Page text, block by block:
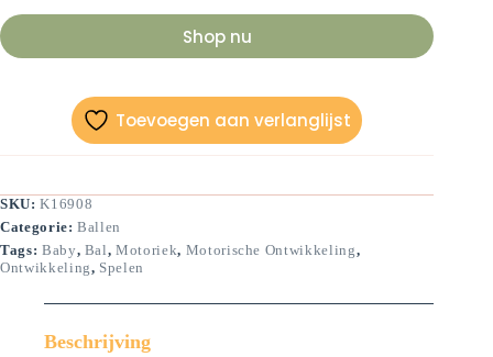
Shop nu
Toevoegen aan verlanglijst
SKU:K16908
Categorie:Ballen
Tags: Baby, Bal,Motoriek, Motorische Ontwikkeling,
Ontwikkeling, Spelen
Beschrijving